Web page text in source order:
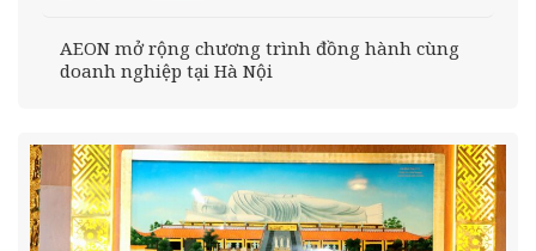
AEON mở rộng chương trình đồng hành cùng
doanh nghiệp tại Hà Nội